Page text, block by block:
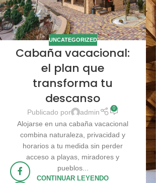
UNCATEGORIZED
Cabaña vacacional:
el plan que
transforma tu
descanso
Publicado por admin 0
Alojarse en una cabaña vacacional
combina naturaleza, privacidad y
horarios a tu medida sin perder
acceso a playas, miradores y
pueblos...
CONTINUAR LEYENDO